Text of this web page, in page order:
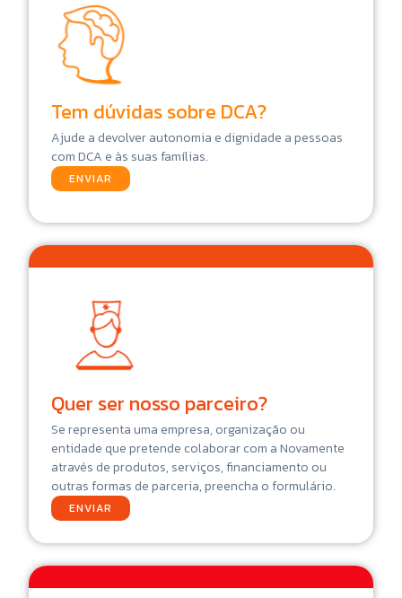
Tem dúvidas sobre DCA?
Ajude a devolver autonomia e dignidade a pessoas
com DCA e às suas famílias.
ENVIAR
Quer ser nosso parceiro?
Se representa uma empresa, organização ou
entidade que pretende colaborar com a Novamente
através de produtos, serviços, financiamento ou
outras formas de parceria, preencha o formulário.
ENVIAR